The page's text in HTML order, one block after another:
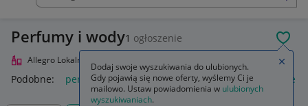
Perfumy i wody1 ogłoszenie
Allegro Lokalnie
Podobne: perfumy i wody perfumowane perfumy damskie
Dodaj swoje wyszukiwania do ulubionych.
Gdy pojawią się nowe oferty, wyślemy Ci je
mailowo. Ustaw powiadomienia w ulubionych
wyszukiwaniach.